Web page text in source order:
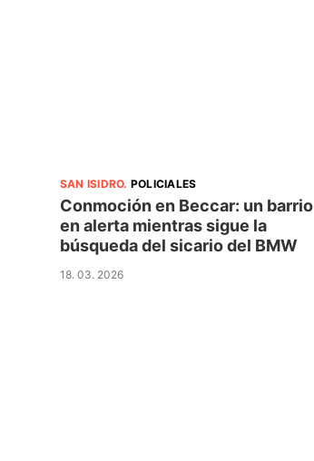
SAN ISIDRO. POLICIALES
Conmoción en Beccar: un barrio
en alerta mientras sigue la
búsqueda del sicario del BMW
18. 03. 2026